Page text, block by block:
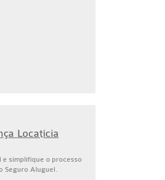
Locatícia
e simplifique o processo
Seguro Aluguel.